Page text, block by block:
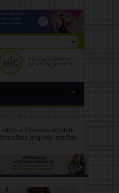
raksti » Pilnveido atbalstu
projektu izstrādei